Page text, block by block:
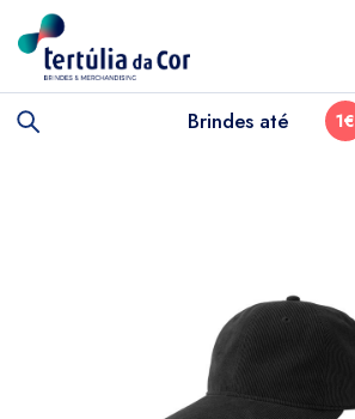
Brindes até 1€